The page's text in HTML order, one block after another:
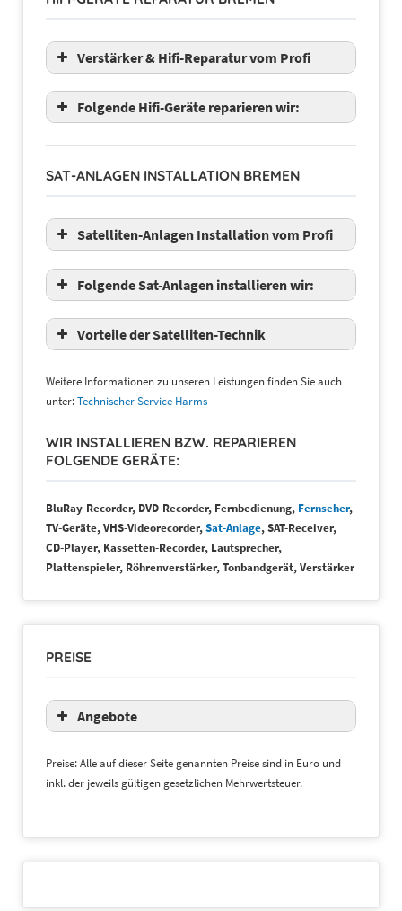
Loewe
Orion
TechniSat
Telefunken
Metz
Verstärker & Hifi-Reparatur vom Profi
Folgende Hifi-Geräte reparieren wir:
Bose
Sharp
Revox
Philips
Teufel
Braun
Electronics
JVC und weitere
SAT-ANLAGEN INSTALLATION BREMEN
Satelliten-Anlagen Installation vom Profi
Folgende Sat-Anlagen installieren wir:
Fuba
Hirschmann
Kathrein
Selfsat
Wavefrontier
Vorteile der Satelliten-Technik
Weitere Informationen zu unseren Leistungen finden Sie auch
unter:Technischer Service Harms
WIR INSTALLIEREN BZW. REPARIEREN
FOLGENDE GERÄTE:
BluRay-Recorder, DVD-Recorder, Fernbedienung, Fernseher,
TV-Geräte, VHS-Videorecorder,Sat-Anlage, SAT-Receiver,
CD-Player, Kassetten-Recorder, Lautsprecher,
Plattenspieler, Röhrenverstärker, Tonbandgerät, Verstärker
PREISE
Angebote
Preise: Alle auf dieser Seite genannten Preise sind in Euro und
inkl. der jeweils gültigen gesetzlichen Mehrwertsteuer.